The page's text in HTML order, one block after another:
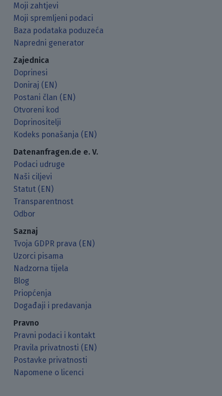
Moji zahtjevi
Moji spremljeni podaci
Baza podataka poduzeća
Napredni generator
Zajednica
Doprinesi
Doniraj (EN)
Postani član (EN)
Otvoreni kod
Doprinositelji
Kodeks ponašanja (EN)
Datenanfragen.de e. V.
Podaci udruge
Naši ciljevi
Statut (EN)
Transparentnost
Odbor
Saznaj
Tvoja GDPR prava (EN)
Uzorci pisama
Nadzorna tijela
Blog
Priopćenja
Događaji i predavanja
Pravno
Pravni podaci i kontakt
Pravila privatnosti (EN)
Postavke privatnosti
Napomene o licenci